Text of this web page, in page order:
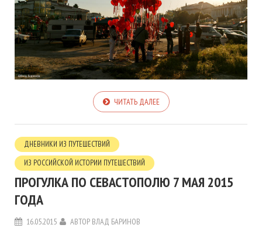
ЧИТАТЬ ДАЛЕЕ
ДНЕВНИКИ ИЗ ПУТЕШЕСТВИЙ
ИЗ РОССИЙСКОЙ ИСТОРИИ ПУТЕШЕСТВИЙ
ПРОГУЛКА ПО СЕВАСТОПОЛЮ 7 МАЯ 2015
ГОДА
16.05.2015 АВТОР ВЛАД БАРИНОВ